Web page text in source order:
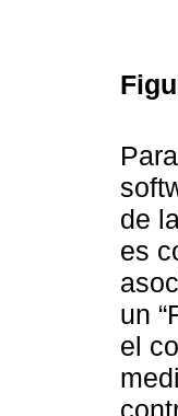
de
es
un
el